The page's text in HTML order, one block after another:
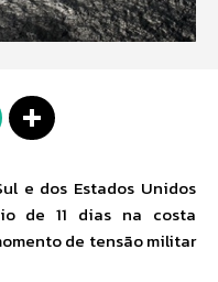
e dos Estados Unidos
de 11 dias na costa
de tensão militar